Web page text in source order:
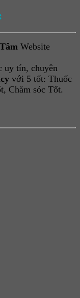
Website
uy tín, chuyên
với 5 tốt: Thuốc
Chăm sóc Tốt.